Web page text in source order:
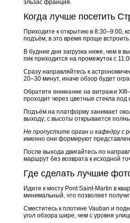
эльзас франция.
Когда лучше посетить
Приходите к открытию в 8:30–9:00,
подъём; в это время проще
В будние дни загрузка ниже, чем в
пик приходится на промежуток с
Сразу направляйтесь к
20–30 минут, иначе обзор будет
Обратите внимание на витражи
проходит через цветные стекла под
Подъём на платформу занимает
выходу; с высоты открывается
Не пропустите орган и кафедру с
именно они формируют
После выхода двигайтесь по
маршрут без возврата к исходной
Где сделать лучшие
Идите к мосту Pont Saint-Martin в
минимальный, что позволяет
Сместитесь к плотине Vauban и
угол обзора шире, чем с уровня